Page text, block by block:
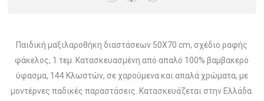
Παιδική μαξιλαροθήκη διαστάσεων 50Χ70 cm, σχέδιο ραφής
φάκελος, 1 τεμ. Κατασκευασμένη από απαλό 100% βαμβακερό
ύφασμα, 144 Κλωστών, σε χαρούμενα και απαλά χρώματα, με
μοντέρνες παδικές παραστάσεις. Κατασκευάζεται στην Ελλάδα.